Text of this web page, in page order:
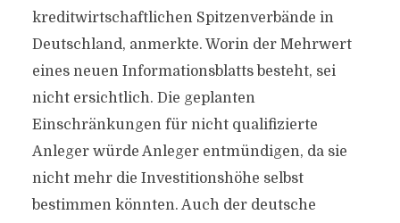
kreditwirtschaftlichen Spitzenverbände in
Deutschland, anmerkte. Worin der Mehrwert
eines neuen Informationsblatts besteht, sei
nicht ersichtlich. Die geplanten
Einschränkungen für nicht qualifizierte
Anleger würde Anleger entmündigen, da sie
nicht mehr die Investitionshöhe selbst
bestimmen könnten. Auch der deutsche